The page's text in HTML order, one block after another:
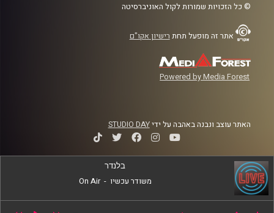
© כל הזכויות שמורות לקול האוניברסיטה
אתר זה מופעל תחת רישיון אקו"ם
Powered by Media Forest
האתר עוצב ונבנה באהבה על ידיSTUDIO DAY
בלנדר
משודר עכשיו -
On Air